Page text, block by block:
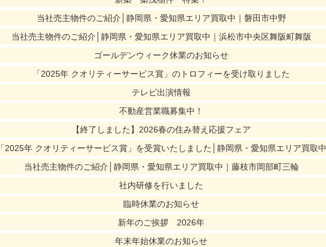
当社売主物件のご紹介│静岡県・愛知県エリア買取中｜磐田市中野
当社売主物件のご紹介│静岡県・愛知県エリア買取中｜浜松市中央区舞阪町舞阪
ゴールデンウィーク休業のお知らせ
「2025年 クオリティーサービス賞」のトロフィーを受け取りました
テレビ出演情報
不動産営業職募集中！
【終了しました】2026春の住み替え応援フェア
「2025年 クオリティーサービス賞」を受賞いたしました│静岡県・愛知県エリア買取中
当社売主物件のご紹介│静岡県・愛知県エリア買取中｜藤枝市岡部町三輪
社内研修を行いました
臨時休業のお知らせ
新年のご挨拶 2026年
年末年始休業のお知らせ